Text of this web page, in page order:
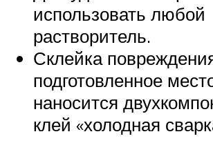
использовать любой
растворитель.
Склейка
подготовленное
наносится
клей «холодная